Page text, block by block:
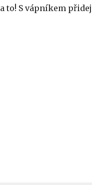
to! S vápníkem